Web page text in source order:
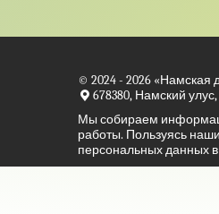
© 2024 - 2026 «Намская
678380, Намский
Мы собираем
работы. Пользуясь
персональных данных